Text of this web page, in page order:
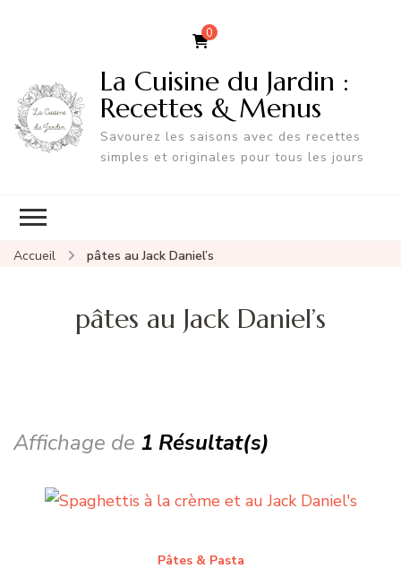
0
La Cuisine du Jardin :
Recettes & Menus
Savourez les saisons avec des recettes
simples et originales pour tous les jours
Accueil pâtes au Jack Daniel’s
pâtes au Jack Daniel’s
Affichage de 1 Résultat(s)
Pâtes & Pasta